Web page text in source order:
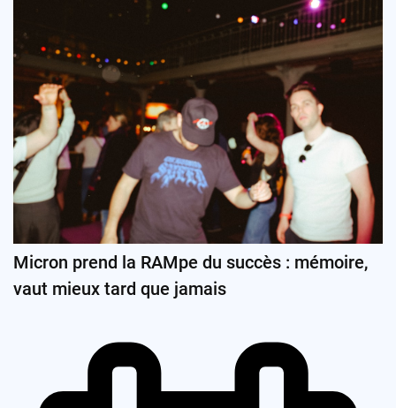
Micron prend la RAMpe du succès : mémoire,
vaut mieux tard que jamais